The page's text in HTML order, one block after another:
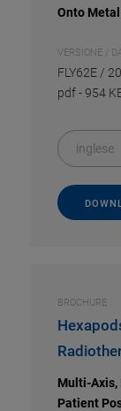
Onto
VERSIONE /
FLY62E /
pdf-954
inglese
BROCHURE
Multi-Axis,
Patient